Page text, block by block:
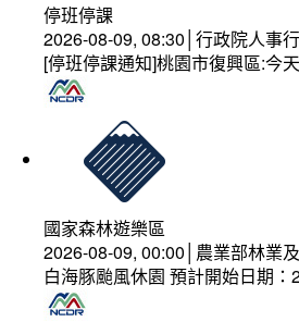
停班停課
2026-08-09, 08:30│行政院人事
[停班停課通知]桃園市復興區:今
國家森林遊樂區
2026-08-09, 00:00│農業部林業
白海豚颱風休園 預計開始日期